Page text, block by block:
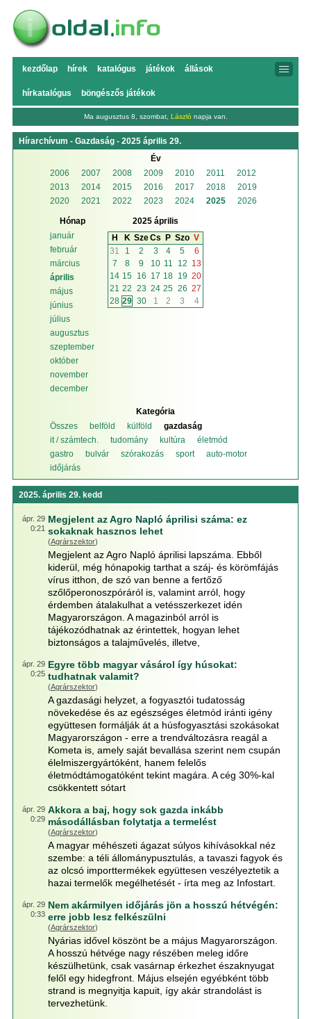
kezdőlap hírek katalógus játékok állások
hírkatalógus böngészős játékok
Ma augusztus 8, szombat, László napja van.
Hírarchívum - Gazdaság - 2025 április 29.
Év
2006
2007 2008 2009 2010 2011
2012
2013
2014 2015 2016 2017 2018
2019
2020
2021 2022 2023 2024 2025 2026
Hónap
január
február
március
április
május
június
július
augusztus
szeptember
október
november
december
2025 április
H
K SzeCs P Szo V
31
1 2 3 4 5
6
7
8 9 10 11 12 13
14 15 16 17 18 19 20
21 22 23 24 25 26 27
28 29 30 1 2 3 4
Kategória
Összes
belföld külföld
gazdaság
it / számtech.
tudomány kultúra
életmód
gastro
bulvár szórakozás sport
auto-motor
időjárás
2025. április 29. kedd
ápr. 29
0:21
Megjelent az Agro Napló áprilisi száma: ez
sokaknak hasznos lehet
(Agrárszektor)
Megjelent az Agro Napló áprilisi lapszáma. Ebből
kiderül, még hónapokig tarthat a száj- és körömfájás
vírus itthon, de szó van benne a fertőző
szőlőperonoszpóráról is, valamint arról, hogy
érdemben átalakulhat a vetésszerkezet idén
Magyarországon. A magazinból arról is
tájékozódhatnak az érintettek, hogyan lehet
biztonságos a talajművelés, illetve,
ápr. 29
0:25
Egyre több magyar vásárol így húsokat:
tudhatnak valamit?
(Agrárszektor)
A gazdasági helyzet, a fogyasztói tudatosság
növekedése és az egészséges életmód iránti igény
együttesen formálják át a húsfogyasztási szokásokat
Magyarországon - erre a trendváltozásra reagál a
Kometa is, amely saját bevallása szerint nem csupán
élelmiszergyártóként, hanem felelős
életmódtámogatóként tekint magára. A cég 30%-kal
csökkentett sótart
ápr. 29
0:29
Akkora a baj, hogy sok gazda inkább
másodállásban folytatja a termelést
(Agrárszektor)
A magyar méhészeti ágazat súlyos kihívásokkal néz
szembe: a téli állománypusztulás, a tavaszi fagyok és
az olcsó importtermékek együttesen veszélyeztetik a
hazai termelők megélhetését - írta meg az Infostart.
ápr. 29
0:33
Nem akármilyen időjárás jön a hosszú hétvégén:
erre jobb lesz felkészülni
(Agrárszektor)
Nyárias idővel köszönt be a május Magyarországon.
A hosszú hétvége nagy részében meleg időre
készülhetünk, csak vasárnap érkezhet északnyugat
felől egy hidegfront. Május elsején egyébként több
strand is megnyitja kapuit, így akár strandolást is
tervezhetünk.